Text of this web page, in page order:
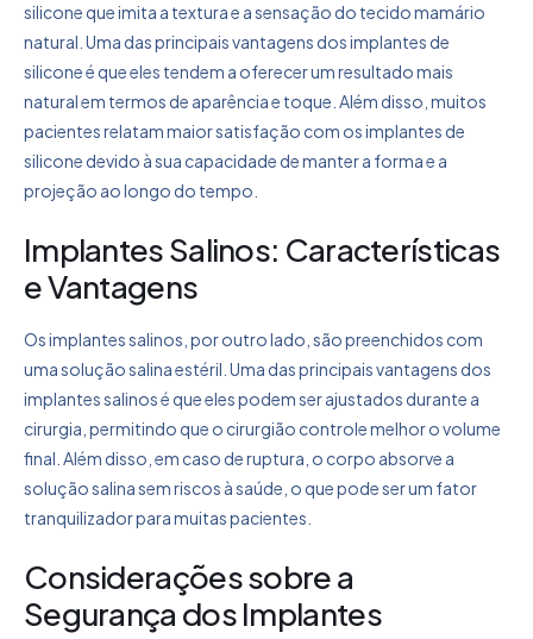
silicone que imita a textura e a sensação do tecido mamário
natural. Uma das principais vantagens dos implantes de
silicone é que eles tendem a oferecer um resultado mais
natural em termos de aparência e toque. Além disso, muitos
pacientes relatam maior satisfação com os implantes de
silicone devido à sua capacidade de manter a forma e a
projeção ao longo do tempo.
Implantes Salinos: Características
e Vantagens
Os implantes salinos, por outro lado, são preenchidos com
uma solução salina estéril. Uma das principais vantagens dos
implantes salinos é que eles podem ser ajustados durante a
cirurgia, permitindo que o cirurgião controle melhor o volume
final. Além disso, em caso de ruptura, o corpo absorve a
solução salina sem riscos à saúde, o que pode ser um fator
tranquilizador para muitas pacientes.
Considerações sobre a
Segurança dos Implantes